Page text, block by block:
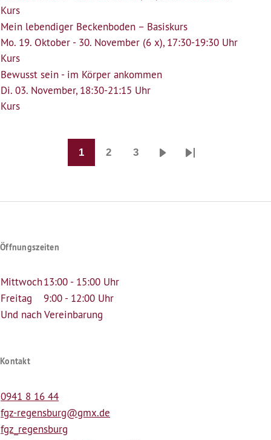
Kurs
Mein lebendiger Beckenboden – Basiskurs
Mo. 19. Oktober - 30. November (6 x), 17:30-19:30 Uhr
Kurs
Bewusst sein - im Körper ankommen
Di. 03. November, 18:30-21:15 Uhr
Kurs
Seitennummerierung
1 2 3
NächsteLast
Öffnungszeiten
Mittwoch13:00 - 15:00 Uhr
Freitag
9:00 - 12:00 Uhr
Und nach Vereinbarung
Kontakt
0941 8 16 44
fgz-regensburg@gmx.de
fgz_regensburg